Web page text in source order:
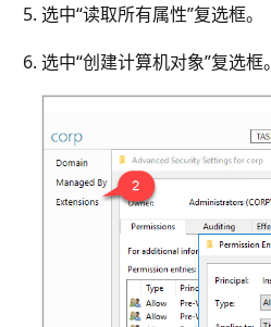
选中“读取所有属性”复选框。
选中“创建计算机对象”复选框。